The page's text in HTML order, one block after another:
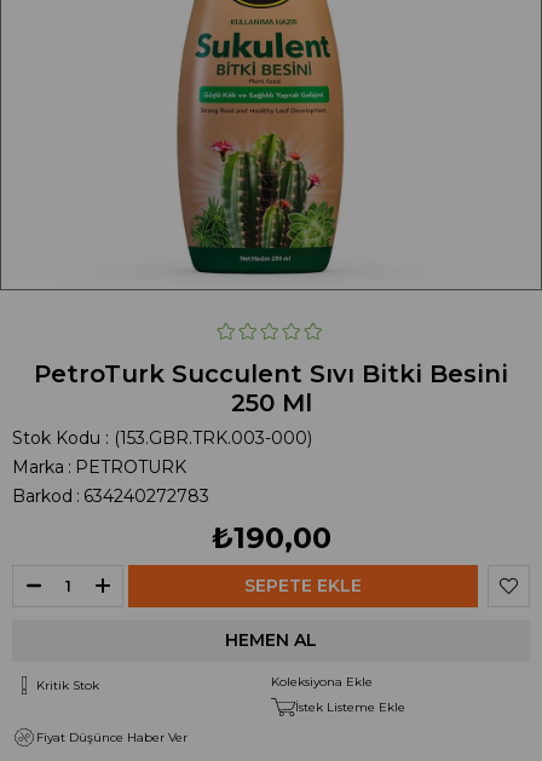
PetroTurk Succulent Sıvı Bitki Besini
250 Ml
Stok Kodu
(153.GBR.TRK.003-000)
Marka : PETROTURK
Barkod : 634240272783
₺190,00
Kritik Stok
Koleksiyona Ekle
İstek Listeme Ekle
Fiyat Düşünce Haber Ver